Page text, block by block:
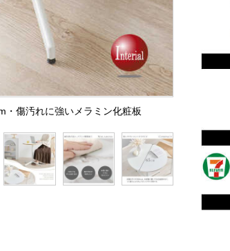
・傷汚れに強いメラミン化粧板